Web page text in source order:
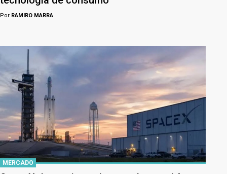
Por RAMIRO MARRA
MERCADO